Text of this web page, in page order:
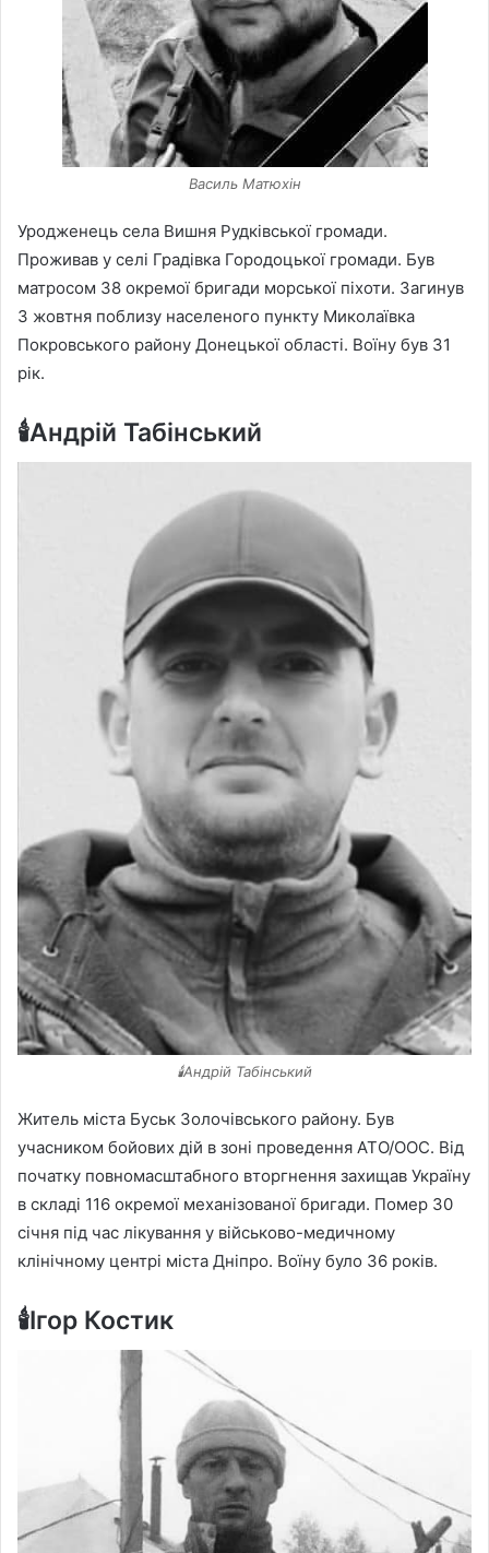
Василь Матюхін
Уродженець села Вишня Рудківської громади.
Проживав у селі Градівка Городоцької громади. Був
матросом 38 окремої бригади морської піхоти. Загинув
3 жовтня поблизу населеного пункту Миколаївка
Покровського району Донецької області. Воїну був 31
рік.
🕯️Андрій Табінський
🕯️Андрій Табінський
Житель міста Буськ Золочівського району. Був
учасником бойових дій в зоні проведення АТО/ООС. Від
початку повномасштабного вторгнення захищав Україну
в складі 116 окремої механізованої бригади. Помер 30
січня під час лікування у військово-медичному
клінічному центрі міста Дніпро. Воїну було 36 років.
🕯️Ігор Костик